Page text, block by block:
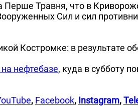
Перше Травня, что в
Сил и сил
Костромке: в результате
нефтебазе, куда в субботу
, Facebook, Instagram,